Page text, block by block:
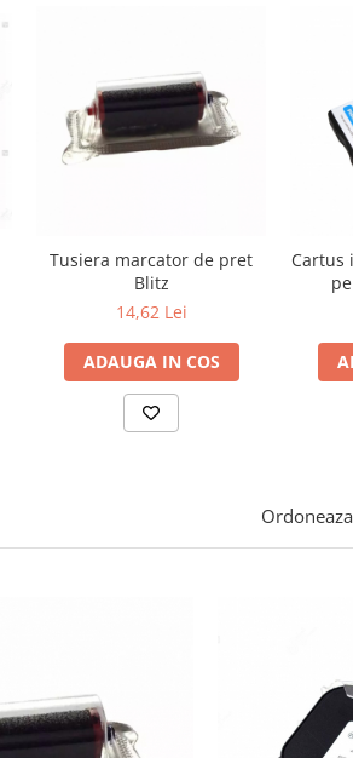
Tusiera marcator de pret
Blitz
14,62 Lei
ADAUGA IN COS
Cartus